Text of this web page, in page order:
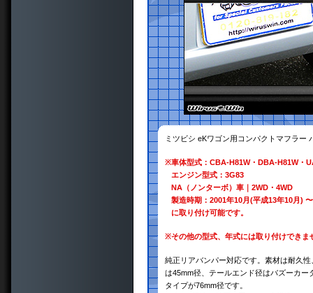
ミツビシ eKワゴン用コンパクトマフラー
※車体型式：CBA-H81W・DBA-H81W・
エンジン型式：3G83
NA（ノンターボ）車｜2WD・4WD
製造時期：2001年10月(平成13年10月)
に取り付け可能です。
※その他の型式、年式には取り付けできま
純正リアバンパー対応です。素材は耐久
は45mm径、テールエンド径はバズーカ
タイプが76mm径です。